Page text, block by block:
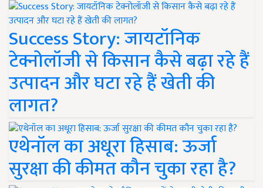
Success Story: जायटॉनिक
टेक्नोलॉजी से किसान कैसे बढ़ा रहे हैं
उत्पादन और घटा रहे हैं खेती की
लागत?
एथेनॉल का अधूरा हिसाब: ऊर्जा
सुरक्षा की कीमत कौन चुका रहा है?